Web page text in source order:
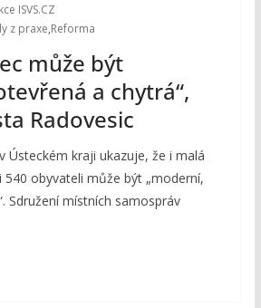
ISVS.CZ
z praxe,Reforma
může být
a chytrá“,
Radovesic
Ústeckém kraji ukazuje, že i malá
540 obyvateli může být „moderní,
Sdružení místních samospráv